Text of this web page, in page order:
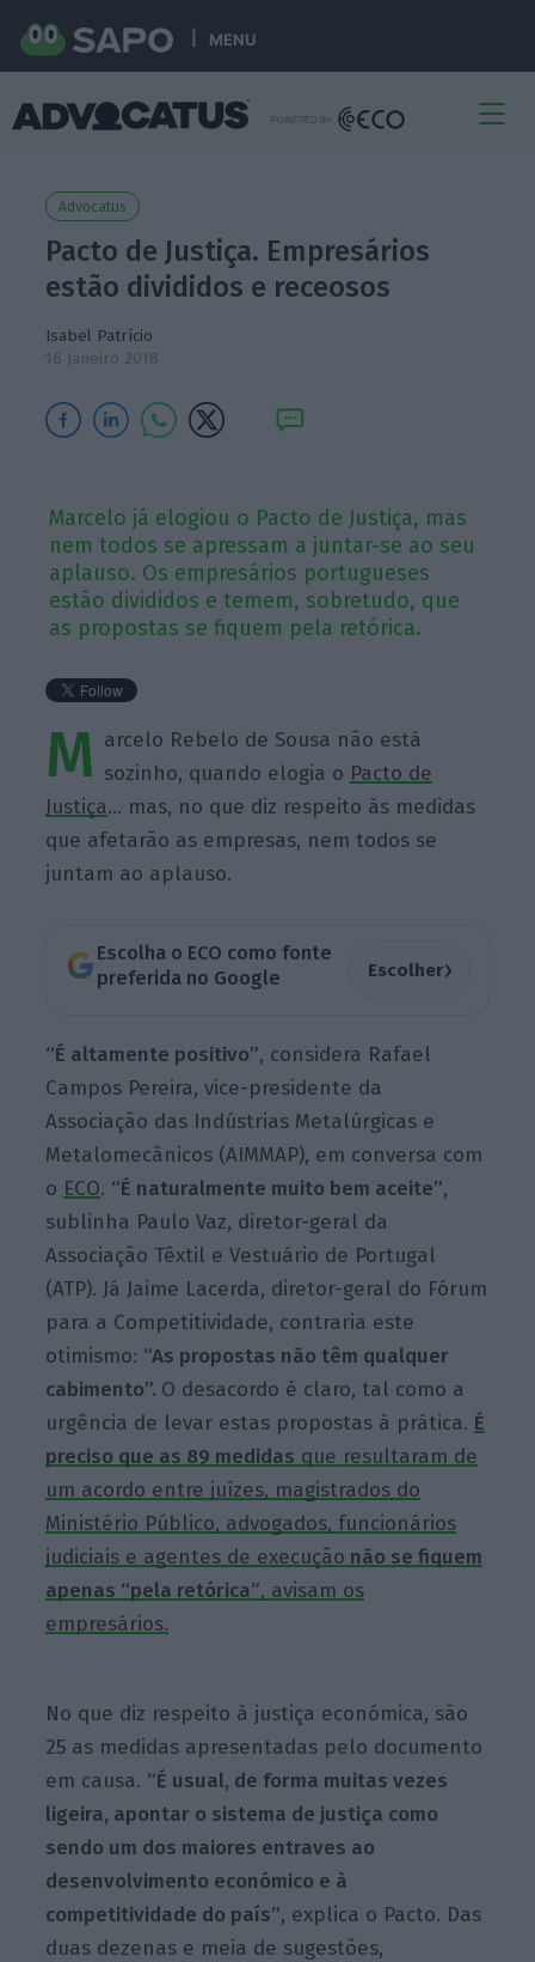
MENU
Advocatus
Pacto de Justiça. Empresários
estão divididos e receosos
Isabel Patrício
16 Janeiro 2018
Marcelo já elogiou o Pacto de Justiça, mas
nem todos se apressam a juntar-se ao seu
aplauso. Os empresários portugueses
estão divididos e temem, sobretudo, que
as propostas se fiquem pela retórica.
M arcelo Rebelo de Sousa não está
sozinho, quando elogia o Pacto de
Justiça… mas, no que diz respeito às medidas
que afetarão as empresas, nem todos se
juntam ao aplauso.
Escolha o ECO como fonte
preferida no Google
Escolher›
“É altamente positivo”, considera Rafael
Campos Pereira, vice-presidente da
Associação das Indústrias Metalúrgicas e
Metalomecânicos (AIMMAP), em conversa com
o ECO. “É naturalmente muito bem aceite”,
sublinha Paulo Vaz, diretor-geral da
Associação Têxtil e Vestuário de Portugal
(ATP). Já Jaime Lacerda, diretor-geral do Fórum
para a Competitividade, contraria este
otimismo: “As propostas não têm qualquer
cabimento”. O desacordo é claro, tal como a
urgência de levar estas propostas à prática. É
preciso que as 89 medidas que resultaram de
um acordo entre juízes, magistrados do
Ministério Público, advogados, funcionários
judiciais e agentes de execução não se fiquem
apenas “pela retórica”, avisam os
empresários.
No que diz respeito à justiça económica, são
25 as medidas apresentadas pelo documento
em causa. “É usual, de forma muitas vezes
ligeira, apontar o sistema de justiça como
sendo um dos maiores entraves ao
desenvolvimento económico e à
competitividade do país”, explica o Pacto. Das
duas dezenas e meia de sugestões,